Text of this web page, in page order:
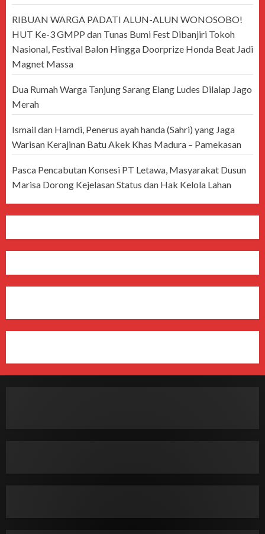
RIBUAN WARGA PADATI ALUN-ALUN WONOSOBO!
HUT Ke-3 GMPP dan Tunas Bumi Fest Dibanjiri Tokoh
Nasional, Festival Balon Hingga Doorprize Honda Beat Jadi
Magnet Massa
Dua Rumah Warga Tanjung Sarang Elang Ludes Dilalap Jago
Merah
Ismail dan Hamdi, Penerus ayah handa (Sahri) yang Jaga
Warisan Kerajinan Batu Akek Khas Madura – Pamekasan
Pasca Pencabutan Konsesi PT Letawa, Masyarakat Dusun
Marisa Dorong Kejelasan Status dan Hak Kelola Lahan